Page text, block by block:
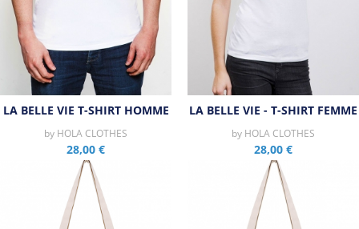
LA BELLE VIE T-SHIRT HOMME
by HOLA CLOTHES
28,00 €
LA BELLE VIE - T-SHIRT FEMME
by HOLA CLOTHES
28,00 €